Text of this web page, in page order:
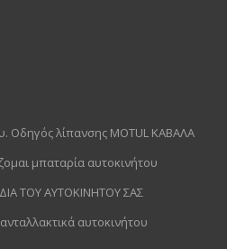
Οδηγός λίπανσης MOTUL ΚΑΒΑΛΑ
μπαταρία αυτοκινήτου
ΤΟΥ ΑΥΤΟΚΙΝΗΤΟΥ ΣΑΣ
αυτοκινήτου